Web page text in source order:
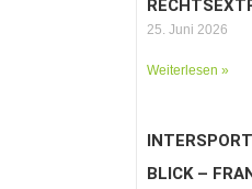
25. Juni 2026
Weiterlesen »
BLICK –